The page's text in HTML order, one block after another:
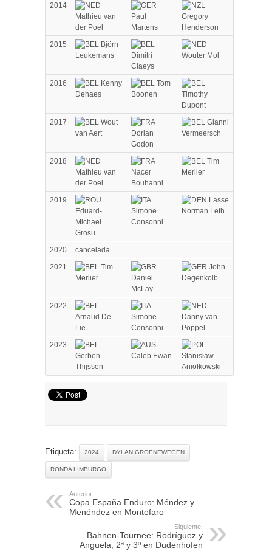
2014
Mathieu van
der Poel
Paul
Martens
Gregory
Henderson
2015
Björn
Leukemans
Dimitri
Claeys
Wouter Mol
2016
Kenny
Dehaes
Tom
Boonen
Timothy
Dupont
2017
Wout
van Aert
Dorian
Godon
Gianni
Vermeersch
2018
Mathieu van
der Poel
Nacer
Bouhanni
Tim
Merlier
2019
Eduard-
Michael
Grosu
Simone
Consonni
Lasse
Norman Leth
2020
cancelada
2021
Tim
Merlier
Daniel
McLay
John
Degenkolb
2022
Arnaud De
Lie
Simone
Consonni
Danny van
Poppel
2023
Gerben
Thijssen
Caleb Ewan
Stanisław
Aniołkowski
Etiqueta: 2024 DYLAN GROENEWEGEN
RONDA LIMBURGO
Anterior:
Copa España Enduro: Méndez y
Menéndez en Montefaro
Siguiente:
Bahnen-Tournee: Rodríguez y
Anguela, 2ª y 3º en Dudenhofen